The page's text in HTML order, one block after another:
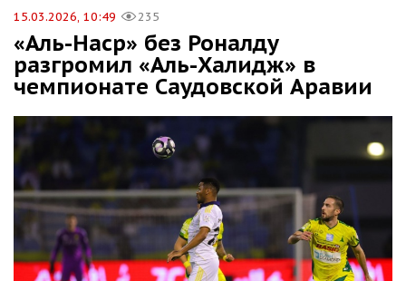
15.03.2026, 10:49 235
«Аль-Наср» без Роналду
разгромил «Аль-Халидж» в
чемпионате Саудовской Аравии